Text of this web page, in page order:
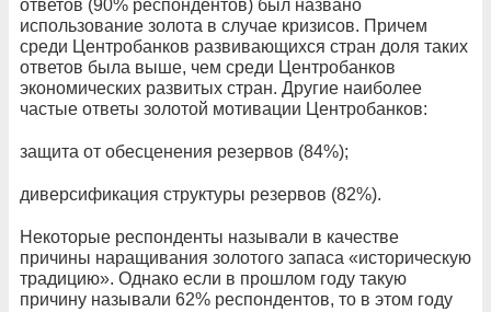
ответов (90% респондентов) был названо
использование золота в случае кризисов. Причем
среди Центробанков развивающихся стран доля таких
ответов была выше, чем среди Центробанков
экономических развитых стран. Другие наиболее
частые ответы золотой мотивации Центробанков:
защита от обесценения резервов (84%);
диверсификация структуры резервов (82%).
Некоторые респонденты называли в качестве
причины наращивания золотого запаса «историческую
традицию». Однако если в прошлом году такую
причину называли 62% респондентов, то в этом году